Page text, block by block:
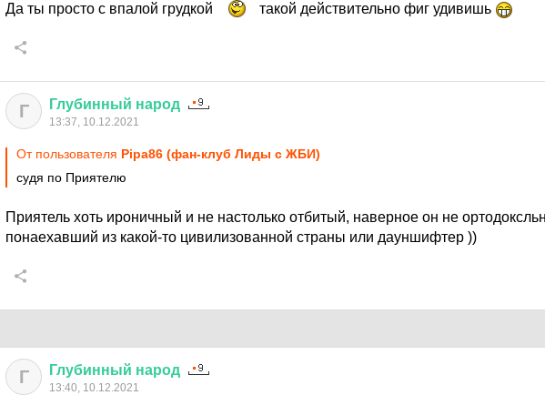
Да ты просто с впалой грудкой такой действительно фиг удивишь
Г Глубинный народ
13:37, 10.12.2021
От пользователя Pipa86 (фан-клуб Лиды с ЖБИ)
судя по Приятелю
Приятель хоть ироничный и не настолько отбитый, наверное он не
понаехавший из какой-то цивилизованной страны или дауншифтер ))
Г Глубинный народ
13:40, 10.12.2021